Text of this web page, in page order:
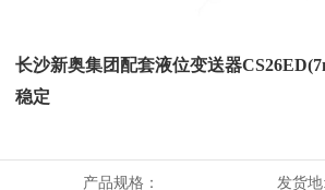
长沙新奥集团配套液位变送器
稳定
产品规格： 发货地: